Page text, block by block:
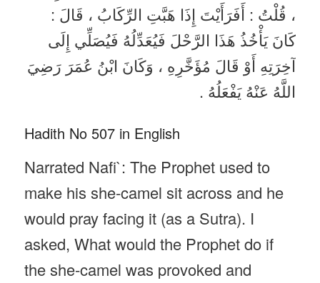
، قُلْتُ : أَفَرَأَيْتَ إِذَا هَبَّتِ الرِّكَابُ ، قَالَ :
كَانَ يَأْخُذُ هَذَا الرَّحْلَ فَيُعَدِّلُهُ فَيُصَلِّي إِلَى
آخِرَتِهِ أَوْ قَالَ مُؤَخَّرِهِ ، وَكَانَ ابْنُ عُمَرَ رَضِيَ
اللَّهُ عَنْهُ يَفْعَلُهُ .
Hadith No 507 in English
Narrated Nafi`: The Prophet used to
make his she-camel sit across and he
would pray facing it (as a Sutra). I
asked, What would the Prophet do if
the she-camel was provoked and